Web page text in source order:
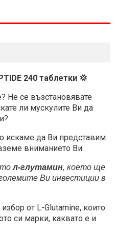
240 таблетки 💢
Не се възстановявате
ли мускулите Ви да
искаме да Ви представим
вниманието Ви.
л-глутамин, което ще
Ви инвестиции в
от L-Glutamine, които
си марки, каквато е и